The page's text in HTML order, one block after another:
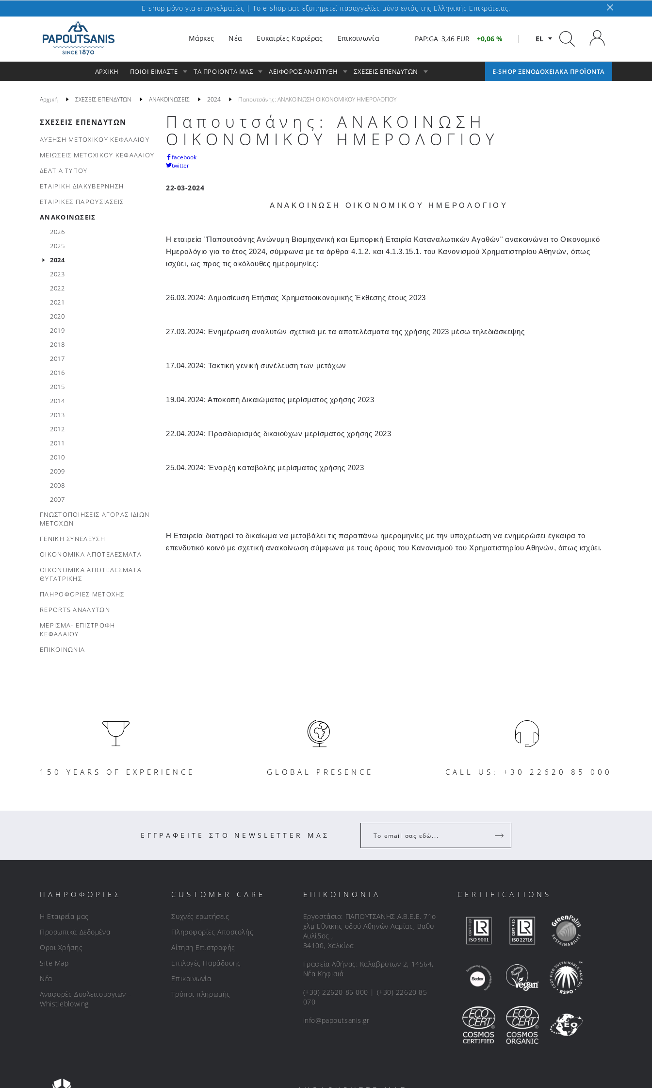
E-shop μόνο για επαγγελματίες | To e-shop μας εξυπηρετεί παραγγελίες μόνο εντός της Ελληνικής Επικράτειας.
EL
PAP:GA 3,46 EUR 0,06 %
Μάρκες Nέα Ευκαιρίες Καριέρας Επικοινωνία
ΑΡΧΙΚΗ ΠΟΙΟΙ ΕΙΜΑΣΤΕ E-SHOP ΞΕΝΟΔΟΧΕΙΑΚΑ ΠΡΟΪΟΝΤΑ
ΤΑ ΠΡΟΙΟΝΤΑ ΜΑΣ ΑΕΙΦΟΡΟΣ ΑΝΑΠΤΥΞΗ ΣΧΕΣΕΙΣ ΕΠΕΝΔΥΤΩΝ
Αρχική ΣΧΕΣΕΙΣ ΕΠΕΝΔΥΤΩΝ ΑΝΑΚΟΙΝΩΣΕΙΣ 2024 Παπουτσάνης: ΑΝΑΚΟΙΝΩΣΗ ΟΙΚΟΝΟΜΙΚΟΥ ΗΜΕΡΟΛΟΓΙΟΥ
ΣΧΕΣΕΙΣ ΕΠΕΝΔΥΤΩΝ
ΑΥΞΗΣΗ ΜΕΤΟΧΙΚΟΥ ΚΕΦΑΛΑΙΟΥ
ΜΕΙΩΣΕΙΣ ΜΕΤΟΧΙΚΟΥ ΚΕΦΑΛΑΙΟΥ
ΔΕΛΤΙΑ ΤΥΠΟΥ
ΕΤΑΙΡΙΚΗ ΔΙΑΚΥΒΕΡΝΗΣΗ
ΕΤΑΙΡΙΚΕΣ ΠΑΡΟΥΣΙΑΣΕΙΣ
ΑΝΑΚΟΙΝΩΣΕΙΣ
2026
2025
2024
2023
2022
2021
2020
2019
2018
2017
2016
2015
2014
2013
2012
2011
2010
2009
2008
2007
ΓΝΩΣΤΟΠΟΙΗΣΕΙΣ ΑΓΟΡΑΣ ΙΔΙΩΝ
ΜΕΤΟΧΩΝ
ΓΕΝΙΚΗ ΣΥΝΕΛΕΥΣΗ
ΟΙΚΟΝΟΜΙΚΑ ΑΠΟΤΕΛΕΣΜΑΤΑ
ΟΙΚΟΝΟΜΙΚΑ ΑΠΟΤΕΛΕΣΜΑΤΑ
ΘΥΓΑΤΡΙΚΗΣ
ΠΛΗΡΟΦΟΡΙΕΣ ΜΕΤΟΧΗΣ
REPORTS ΑΝΑΛΥΤΩΝ
ΜΕΡΙΣΜΑ- ΕΠΙΣΤΡΟΦΗ
ΚΕΦΑΛΑΙΟΥ
ΕΠΙΚΟΙΝΩΝΙΑ
Παπουτσάνης: ΑΝΑΚΟΙΝΩΣΗ
ΟΙΚΟΝΟΜΙΚΟΥ ΗΜΕΡΟΛΟΓΙΟΥ
facebook
twitter
22-03-2024
ΑΝΑΚΟΙΝΩΣΗ ΟΙΚΟΝΟΜΙΚΟΥ ΗΜΕΡΟΛΟΓΙΟΥ
Η εταιρεία "Παπουτσάνης Ανώνυμη Βιομηχανική και Εμπορική Εταιρία Καταναλωτικών Αγαθών" ανακοινώνει το Οικονομικό
Ημερολόγιο για το έτος 2024, σύμφωνα με τα άρθρα 4.1.2. και 4.1.3.15.1. του Κανονισμού Χρηματιστηρίου Αθηνών, όπως
ισχύει, ως προς τις ακόλουθες ημερομηνίες:
26.03.2024:Δημοσίευση Ετήσιας Χρηματοοικονομικής Έκθεσης έτους 2023
27.03.2024: Ενημέρωση αναλυτών σχετικά με τα αποτελέσματα της χρήσης 2023 μέσω τηλεδιάσκεψης
17.04.2024:Τακτική γενική συνέλευση των μετόχων
19.04.2024: Αποκοπή Δικαιώματος μερίσματος χρήσης 2023
22.04.2024: Προσδιορισμός δικαιούχων μερίσματος χρήσης 2023
25.04.2024: Έναρξη καταβολής μερίσματος χρήσης 2023
Η Eταιρεία διατηρεί το δικαίωμα να μεταβάλει τις παραπάνω ημερομηνίες με την υποχρέωση να ενημερώσει έγκαιρα το
επενδυτικό κοινό με σχετική ανακοίνωση σύμφωνα με τους όρους του Κανονισμού του Χρηματιστηρίου Αθηνών, όπως ισχύει.
150 YEARS OF EXPERIENCE GLOBAL PRESENCE CALL US: +30 22620 85 000
ΕΓΓΡΑΦΕΙΤΕ ΣΤΟ NEWSLETTER ΜΑΣ Το email σας εδώ...
ΠΛΗΡΟΦΟΡΙΕΣ
Η Εταιρεία μας
Προσωπικά Δεδομένα
Όροι Χρήσης
Site Map
Νέα
Αναφορές Δυσλειτουργιών –
Whistleblowing
CUSTOMER CARE
Συχνές ερωτήσεις
Πληροφορίες Αποστολής
Αίτηση Επιστροφής
Επιλογές Παράδοσης
Επικοινωνία
Τρόποι πληρωμής
ΕΠΙΚΟΙΝΩΝΙΑ
Εργοστάσιο: ΠΑΠΟΥΤΣΑΝΗΣ Α.Β.Ε.Ε. 71ο
χλμ Εθνικής οδού Αθηνών Λαμίας, Βαθύ
Αυλίδος ,
34100, Χαλκίδα
Γραφεία Αθήνας: Καλαβρύτων 2, 14564,
Νέα Κηφισιά
(+30) 22620 85 000 | (+30) 22620 85
070
info@papoutsanis.gr
CERTIFICATIONS